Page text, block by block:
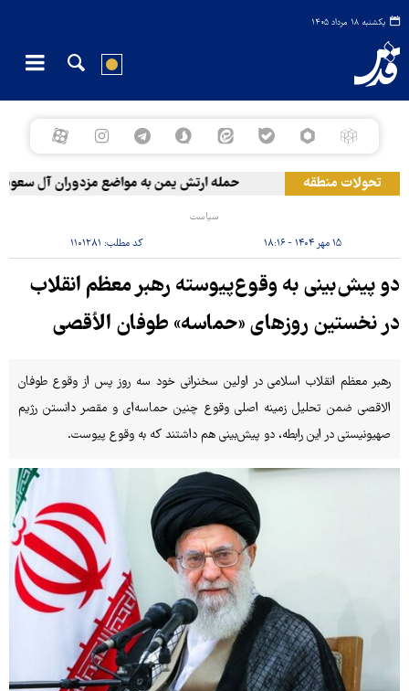
یکشنبه ۱۸ مرداد ۱۴۰۵
تحولات منطقه حمله ارتش یمن به مواضع مزدوران آل سعود
سیاست
۱۵ مهر ۱۴۰۴ - ۱۸:۱۶ کد مطلب: ۱۱۰۱۲۸۱
دو پیش‌بینی به‌ وقوع‌پیوسته رهبر معظم انقلاب
در نخستین روزهای «حماسه» طوفان الأقصی
رهبر معظم انقلاب اسلامی در اولین سخنرانی خود سه روز پس از وقوع طوفان‌
الاقصی ضمن تحلیل زمینه اصلی وقوع چنین حماسه‌ای و مقصر دانستن رژیم
صهیونیستی در این رابطه، دو پیش‌بینی هم داشتند که به وقوع پیوست.